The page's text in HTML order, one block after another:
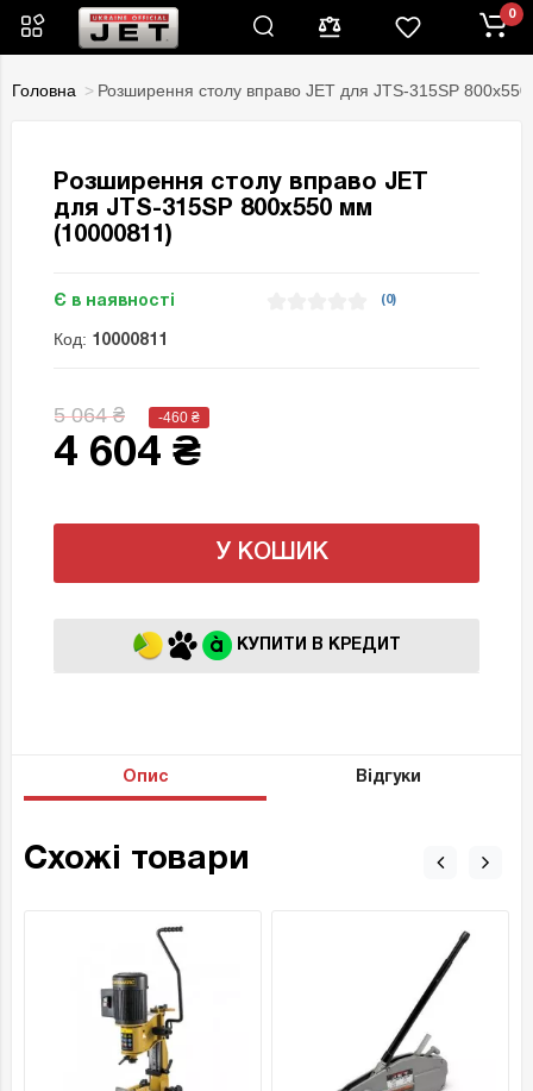
0
Головна Розширення столу вправо JET для JTS-315SP
Розширення столу вправо JET
для JTS-315SP 800х550 мм
(10000811)
Є в наявності (0)
Код: 10000811
5 064 ₴ -460 ₴
4 604 ₴
У КОШИК
КУПИТИ В КРЕДИТ
Опис Відгуки
Схожі товари